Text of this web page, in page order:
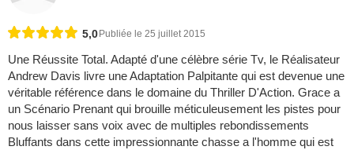
5,0 Publiée le 25 juillet 2015
Une Réussite Total. Adapté d'une célèbre série Tv, le Réalisateur
Andrew Davis livre une Adaptation Palpitante qui est devenue une
véritable référence dans le domaine du Thriller D'Action. Grace a
un Scénario Prenant qui brouille méticuleusement les pistes pour
nous laisser sans voix avec de multiples rebondissements
Bluffants dans cette impressionnante chasse a l'homme qui est